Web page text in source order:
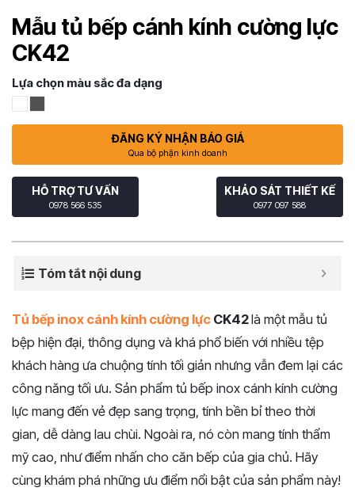
Mẫu tủ bếp cánh kính cường lực
CK42
Lựa chọn màu sắc đa dạng
ĐĂNG KÝ NHẬN BÁO GIÁ
Qua bộ phận kinh doanh
HỖ TRỢ TƯ VẤN
0978 566 535
KHẢO SÁT THIẾT KẾ
0977 097 588
Tóm tắt nội dung
Tủ bếp inox cánh kính cường lực CK42là một mẫu tủ
bệp hiện đại, thông dụng và khá phổ biến với nhiều tệp
khách hàng ưa chuộng tính tối giản nhưng vẫn đem lại các
công năng tối ưu. Sản phẩm tủ bếp inox cánh kính cường
lực mang đến vẻ đẹp sang trọng, tính bền bỉ theo thời
gian, dễ dàng lau chùi. Ngoài ra, nó còn mang tính thẩm
mỹ cao, như điểm nhấn cho căn bếp của gia chủ. Hãy
cùng khám phá những ưu điểm nổi bật của sản phẩm này!